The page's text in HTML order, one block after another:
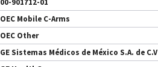
00-901712-01
OEC Mobile C-Arms
OEC Other
GE Sistemas Médicos de México S.A. de C.V